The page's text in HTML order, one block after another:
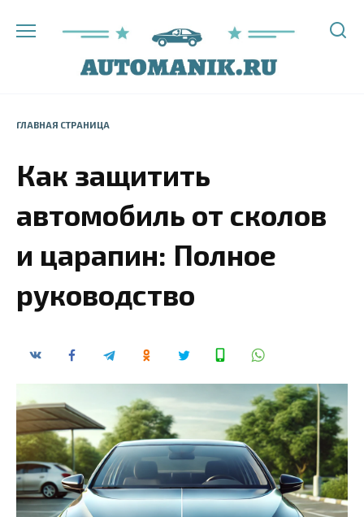
ГЛАВНАЯ СТРАНИЦА
Как защитить
автомобиль от сколов
и царапин: Полное
руководство